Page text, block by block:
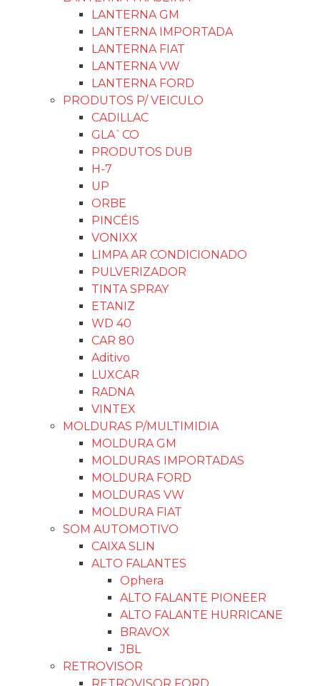
LANTERNA GM
LANTERNA IMPORTADA
LANTERNA FIAT
LANTERNA VW
LANTERNA FORD
PRODUTOS P/ VEICULO
CADILLAC
GLA`CO
PRODUTOS DUB
H-7
UP
ORBE
PINCÉIS
VONIXX
LIMPA AR CONDICIONADO
PULVERIZADOR
TINTA SPRAY
ETANIZ
WD 40
CAR 80
Aditivo
LUXCAR
RADNA
VINTEX
MOLDURAS P/MULTIMIDIA
MOLDURA GM
MOLDURAS IMPORTADAS
MOLDURA FORD
MOLDURAS VW
MOLDURA FIAT
SOM AUTOMOTIVO
CAIXA SLIN
ALTO FALANTES
Ophera
ALTO FALANTE PIONEER
ALTO FALANTE HURRICANE
BRAVOX
JBL
RETROVISOR